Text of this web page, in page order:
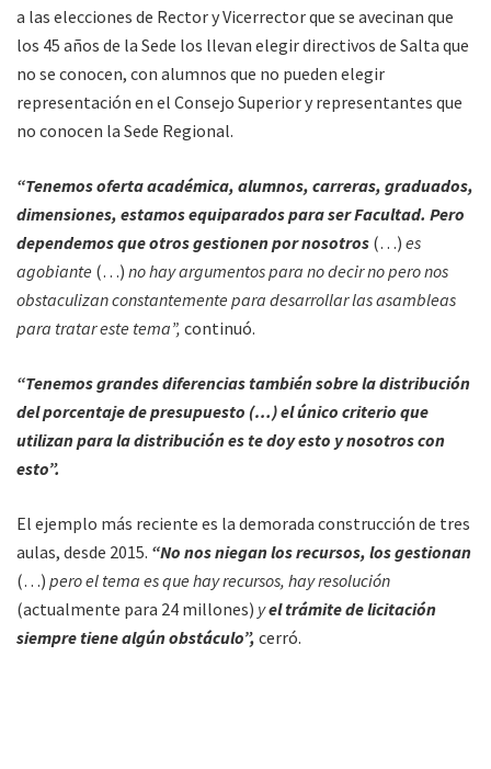
a las elecciones de Rector y Vicerrector que se avecinan que
los 45 años de la Sede los llevan elegir directivos de Salta que
no se conocen, con alumnos que no pueden elegir
representación en el Consejo Superior y representantes que
no conocen la Sede Regional.
“Tenemos oferta académica, alumnos, carreras, graduados,
dimensiones, estamos equiparados para ser Facultad. Pero
dependemos que otros gestionen por nosotros (…) es
agobiante (…) no hay argumentos para no decir no pero nos
obstaculizan constantemente para desarrollar las asambleas
para tratar este tema”, continuó.
“Tenemos grandes diferencias también sobre la distribución
del porcentaje de presupuesto (…) el único criterio que
utilizan para la distribución es te doy esto y nosotros con
esto”.
El ejemplo más reciente es la demorada construcción de tres
aulas, desde 2015. “No nos niegan los recursos, los gestionan
(…) pero el tema es que hay recursos, hay resolución
(actualmente para 24 millones) yel trámite de licitación
siempre tiene algún obstáculo”, cerró.